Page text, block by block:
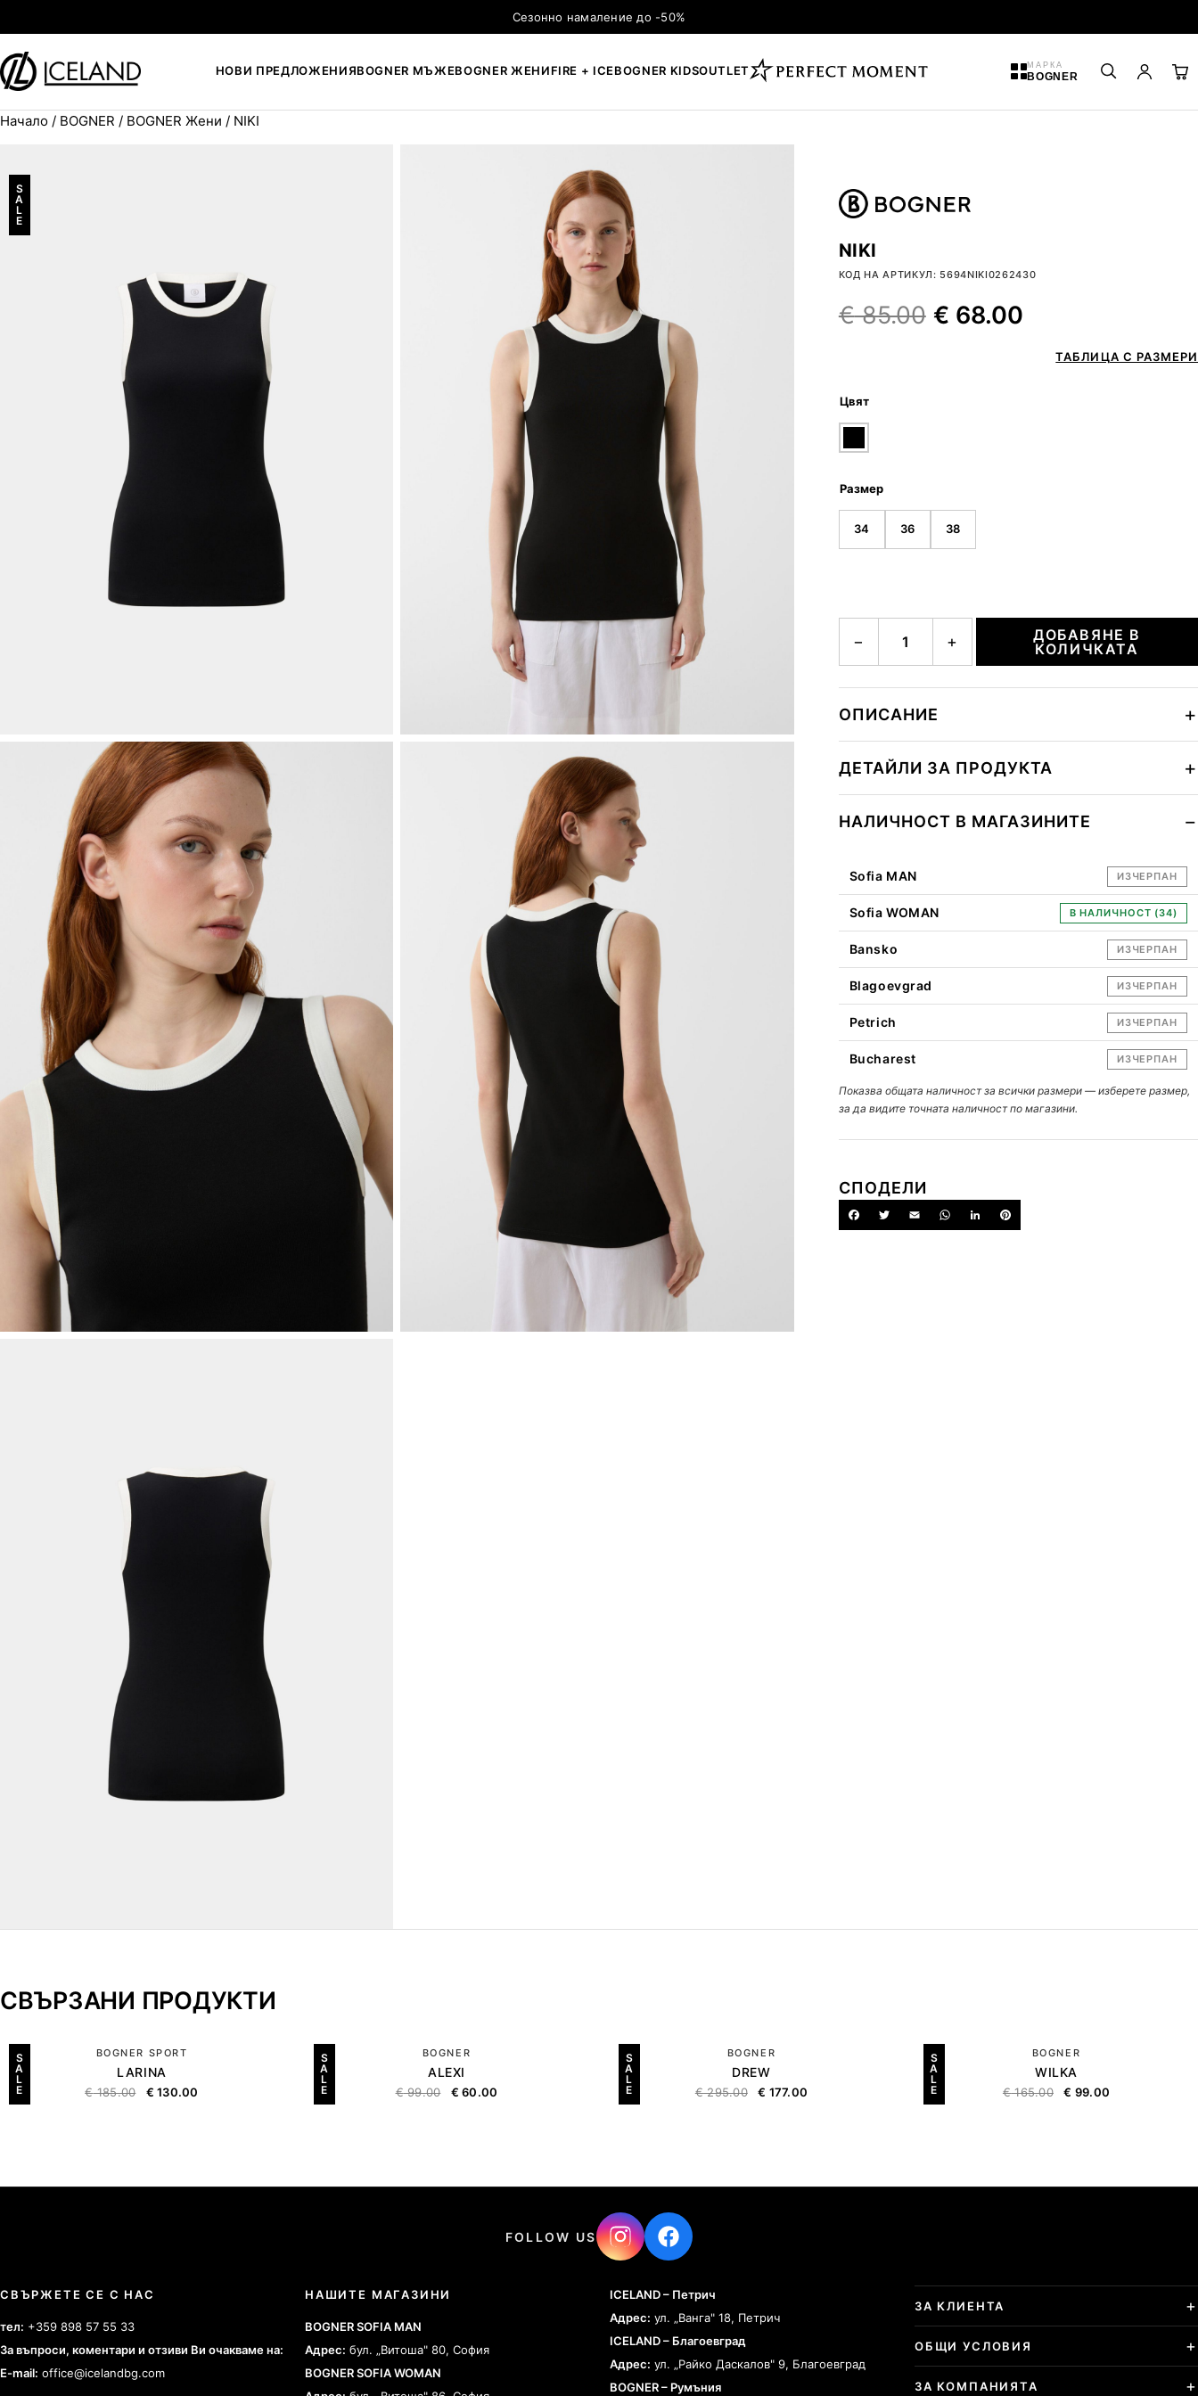
Сезонно намаление до -50%
НОВИ ПРЕДЛОЖЕНИЯBOGNER МЪЖЕBOGNER ЖЕНИFIRE + ICEBOGNER KIDSOUTLET МАРКА
BOGNER
Начало / BOGNER / BOGNER Жени / NIKI
S
A
L
E
NIKI
КОД НА АРТИКУЛ: 5694NIKI0262430
€85.00 € 68.00
ТАБЛИЦА С РАЗМЕРИ
Цвят
Размер
34 36 38
− +
ДОБАВЯНЕ В
КОЛИЧКАТА
ОПИСАНИЕ
ДЕТАЙЛИ ЗА ПРОДУКТА
НАЛИЧНОСТ В МАГАЗИНИТЕ
Sofia MAN ИЗЧЕРПАН
Sofia WOMAN В НАЛИЧНОСТ (34)
Bansko ИЗЧЕРПАН
Blagoevgrad ИЗЧЕРПАН
Petrich ИЗЧЕРПАН
Bucharest ИЗЧЕРПАН
Показва общата наличност за всички размери — изберете размер,
за да видите точната наличност по магазини.
СПОДЕЛИ
СВЪРЗАНИ ПРОДУКТИ
S
A
L
E
BOGNER SPORT
LARINA
€185.00 € 130.00
S
A
L
E
BOGNER
ALEXI
€99.00 € 60.00
S
A
L
E
BOGNER
DREW
€295.00 € 177.00
S
A
L
E
BOGNER
WILKA
€165.00 € 99.00
FOLLOW US
СВЪРЖЕТЕ СЕ С НАС
тел: +359 898 57 55 33
За въпроси, коментари и отзиви Ви очакваме на:
E-mail: office@icelandbg.com
НАШИТЕ МАГАЗИНИ
BOGNER SOFIA MAN
Адрес: бул. „Витоша" 80, София
BOGNER SOFIA WOMAN
ICELAND – Петрич
Адрес: ул. „Ванга" 18, Петрич
ICELAND – Благоевград
Адрес: ул. „Райко Даскалов" 9, Благоевград
BOGNER – Румъния
ЗА КЛИЕНТА
ОБЩИ УСЛОВИЯ
ЗА КОМПАНИЯТА